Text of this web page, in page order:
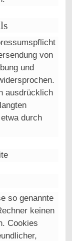
von
und
ausdrücklich
durch
so genannte
keinen
Cookies